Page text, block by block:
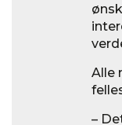
Alle
–